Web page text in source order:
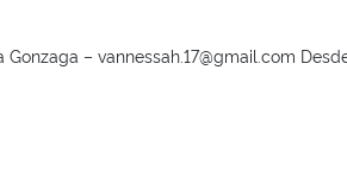
– vannessah.17@gmail.com